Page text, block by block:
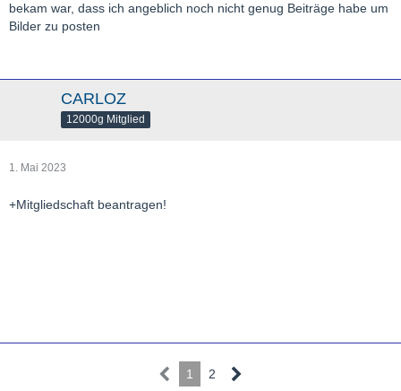
bekam war, dass ich angeblich noch nicht genug Beiträge habe um
Bilder zu posten
CARLOZ
12000g Mitglied
1. Mai 2023
+Mitgliedschaft beantragen!
1 2